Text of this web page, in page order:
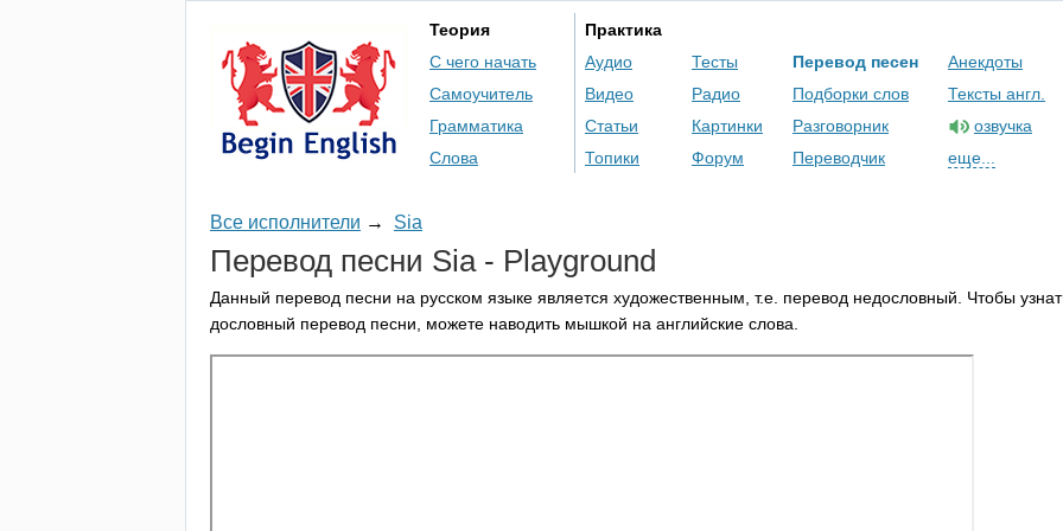
Теория
С чего начать
Самоучитель
Грамматика
Слова
Практика
Аудио
Видео
Статьи
Топики
Тесты
Радио
Картинки
Форум
Перевод песен
Подборки слов
Разговорник
Переводчик
Анекдоты
Тексты англ.
озвучка
еще...
Все исполнители → Sia
Перевод песни Sia- Playground
Данный перевод песни на русском языке является художественным, т.е. перевод недословный. Чтобы
дословный перевод песни, можете наводить мышкой на английские слова.